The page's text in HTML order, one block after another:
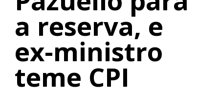
a reserva, e
ex-ministro
teme CPI